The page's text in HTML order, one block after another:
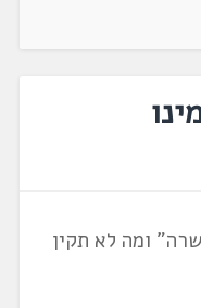
ומה לא תקין